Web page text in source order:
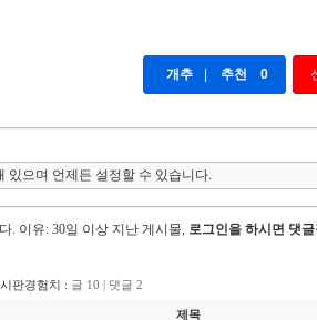
개추 추천 0
있으며 언제든 설정할 수 있습니다.
. 이유: 30일 이상 지난 게시물, 로그인을 하시면 댓
판경험치 : 글 10 | 댓글 2
제목